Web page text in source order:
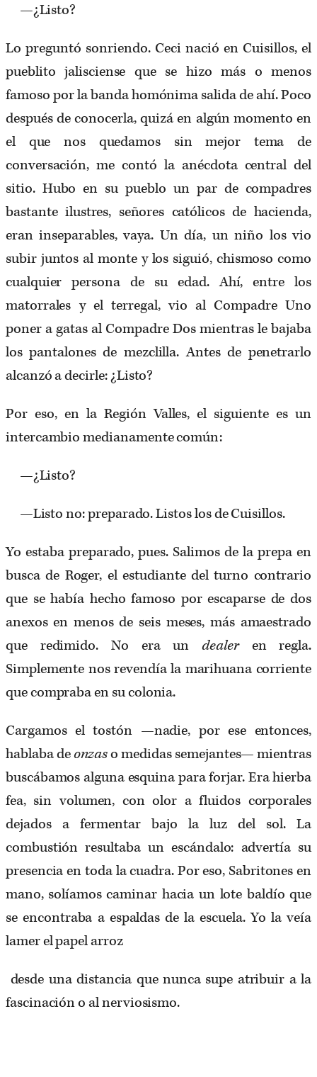
—¿Listo?
Lo preguntó sonriendo. Ceci nació en Cuisillos, el
pueblito jalisciense que se hizo más o menos
famoso por la banda homónima salida de ahí. Poco
después de conocerla, quizá en algún momento en
el que nos quedamos sin mejor tema de
conversación, me contó la anécdota central del
sitio. Hubo en su pueblo un par de compadres
bastante ilustres, señores católicos de hacienda,
eran inseparables, vaya. Un día, un niño los vio
subir juntos al monte y los siguió, chismoso como
cualquier persona de su edad. Ahí, entre los
matorrales y el terregal, vio al Compadre Uno
poner a gatas al Compadre Dos mientras le bajaba
los pantalones de mezclilla. Antes de penetrarlo
alcanzó a decirle: ¿Listo?
Por eso, en la Región Valles, el siguiente es un
intercambio medianamente común:
—¿Listo?
—Listo no: preparado. Listos los de Cuisillos.
Yo estaba preparado, pues. Salimos de la prepa en
busca de Roger, el estudiante del turno contrario
que se había hecho famoso por escaparse de dos
anexos en menos de seis meses, más amaestrado
que redimido. No era undealeren regla.
Simplemente nos revendía la marihuana corriente
que compraba en su colonia.
Cargamos el tostón —nadie, por ese entonces,
hablaba deonzaso medidas semejantes— mientras
buscábamos alguna esquina para forjar. Era hierba
fea, sin volumen, con olor a fluidos corporales
dejados a fermentar bajo la luz del sol. La
combustión resultaba un escándalo: advertía su
presencia en toda la cuadra. Por eso, Sabritones en
mano, solíamos caminar hacia un lote baldío que
se encontraba a espaldas de la escuela. Yo la veía
lamer el papel arroz
desde una distancia que nunca supe atribuir a la
fascinación o al nerviosismo.